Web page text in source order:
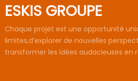
ESKIS GROUPE
Chaque projet est une opportunité
limites,d’explorer de nouvelles
transformer les idées audacieuses en